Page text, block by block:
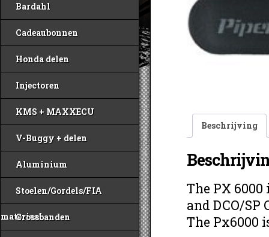
Bardahl
Cadeaubonnen
Honda delen
Injectoren
KMS + MAXXECU
V-Buggy + delen
Aluminium
Stoelen/Gordels/FIA
materiaal
Crossbanden
Beschrijving
The PX 6000
and DCO/SP
The Px6000